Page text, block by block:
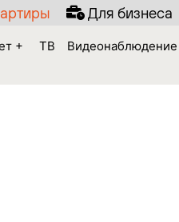
Для бизнеса
+
ТВ Видеонаблюдение